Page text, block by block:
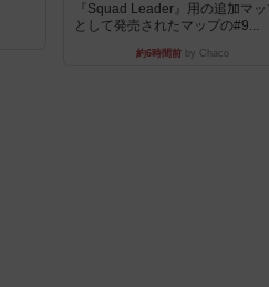
『Squad Leader』用の追加マッ
として発売されたマップの#9...
約6時間前 by Chaco